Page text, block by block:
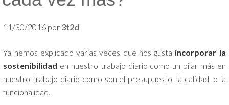
11/30/2016 por 3t2d
Ya hemos explicado varias veces que nos gusta incorporar la
sostenibilidad en nuestro trabajo diario como un pilar más en
nuestro trabajo diario como son el presupuesto, la calidad, o la
funcionalidad.